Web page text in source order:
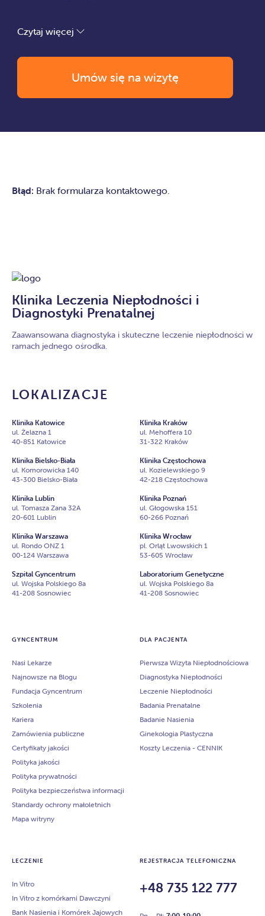
Czytaj więcej
Umów się na wizytę
Błąd: Brak formularza kontaktowego.
Klinika Leczenia Niepłodności i
Diagnostyki Prenatalnej
Zaawansowana diagnostyka i skuteczne leczenie niepłodności w
ramach jednego ośrodka.
GYNCENTRUM
Nasi Lekarze
Najnowsze na Blogu
Fundacja Gyncentrum
Szkolenia
Kariera
Zamówienia publiczne
Certyfikaty jakości
Polityka jakości
Polityka prywatności
Polityka bezpieczeństwa informacji
Standardy ochrony małoletnich
Mapa witryny
DLA PACJENTA
Pierwsza Wizyta Niepłodnościowa
Diagnostyka Niepłodności
Leczenie Niepłodności
Badania Prenatalne
Badanie Nasienia
Ginekologia Plastyczna
Koszty Leczenia - CENNIK
LECZENIE
In Vitro
In Vitro z komórkami Dawczyni
Bank Nasienia i Komórek Jajowych
LOKALIZACJE
Klinika Katowice
ul. Żelazna 1
40-851 Katowice
Klinika Kraków
ul. Mehoffera 10
31-322 Kraków
Klinika Bielsko-Biała
ul. Komorowicka 140
43-300 Bielsko-Biała
Klinika Częstochowa
ul. Kozielewskiego 9
42-218 Częstochowa
Klinika Lublin
ul. Tomasza Zana 32A
20-601 Lublin
Klinika Poznań
ul. Głogowska 151
60-266 Poznań
Klinika Warszawa
ul. Rondo ONZ 1
00-124 Warszawa
Klinika Wrocław
pl. Orląt Lwowskich 1
53-605 Wrocław
Szpital Gyncentrum
ul. Wojska Polskiego 8a
41-208 Sosnowiec
Laboratorium Genetyczne
ul. Wojska Polskiego 8a
41-208 Sosnowiec
REJESTRACJA TELEFONICZNA
+48 735 122 777